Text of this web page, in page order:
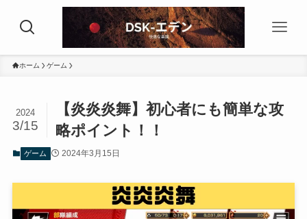
ホーム ゲーム
【炎炎炎舞】初心者にも簡単な攻
略ポイント！！
2024
3/15
ゲーム 2024年3月15日